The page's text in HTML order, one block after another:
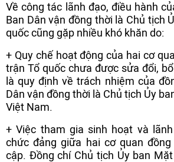
Về công tác lãnh đạo, điều hành
Ban Dân vận đồng thời là Chủ tịch
quốc cũng gặp nhiều khó khăn do:
+ Quy chế hoạt động của hai cơ
trận Tổ quốc chưa được sửa đổi,
là quy định về trách nhiệm của
Dân vận đồng thời là Chủ tịch Ủy
Việt Nam.
+ Việc tham gia sinh hoạt và
chức đảng giữa hai cơ quan
cập. Đồng chí Chủ tịch Ủy ban